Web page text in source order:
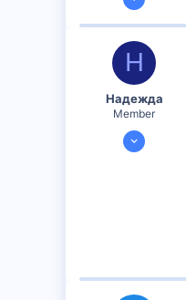
Н
Надежда
Member
18 Дек 2023